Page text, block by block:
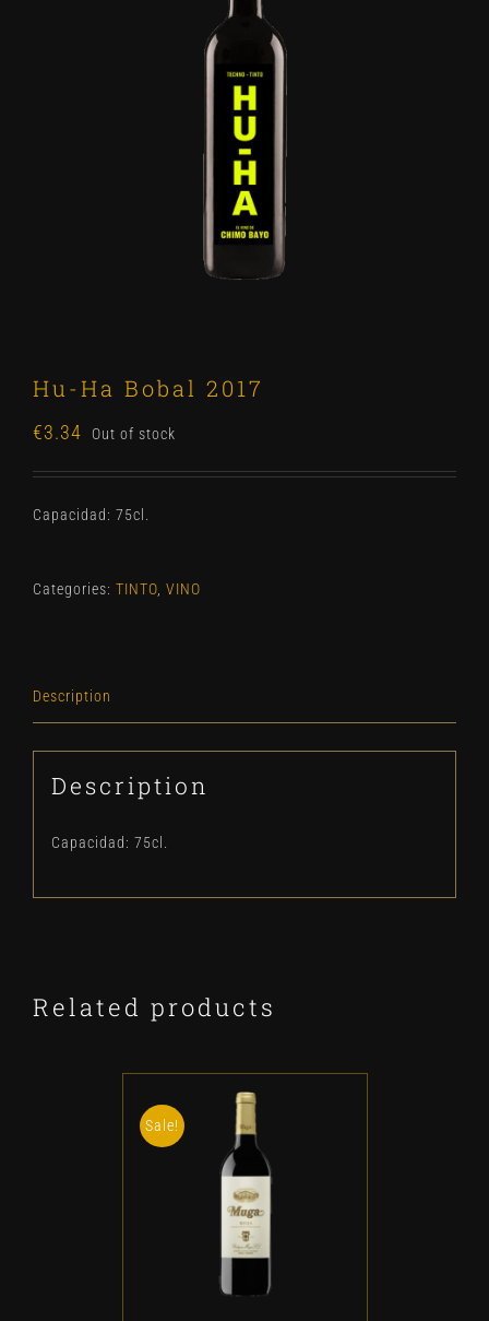
Hu-Ha Bobal 2017
€3.34 Out of stock
Capacidad: 75cl.
Categories: TINTO VINO
Description
Description
Capacidad: 75cl.
Related products
Sale!
ADD TO CART /